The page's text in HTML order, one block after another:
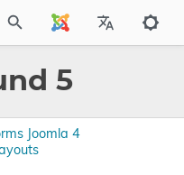
5
Joomla 4